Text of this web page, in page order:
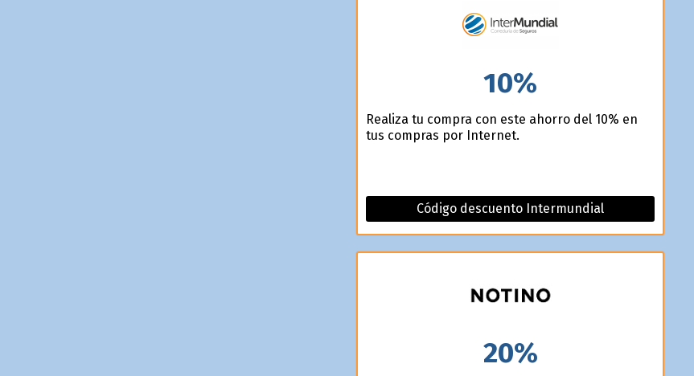
10%
Realiza tu compra con este ahorro del 10% en
tus compras por Internet.
Código descuento Intermundial
20%